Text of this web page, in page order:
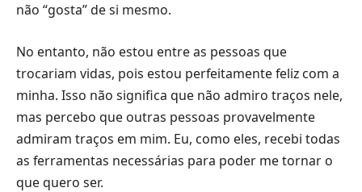
não “gosta” de si mesmo.
No entanto, não estou entre as pessoas que
trocariam vidas, pois estou perfeitamente feliz com a
minha. Isso não significa que não admiro traços nele,
mas percebo que outras pessoas provavelmente
admiram traços em mim. Eu, como eles, recebi todas
as ferramentas necessárias para poder me tornar o
que quero ser.